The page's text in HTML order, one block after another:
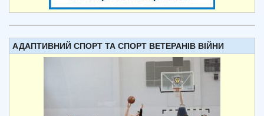
АДАПТИВНИЙ СПОРТ ТА СПОРТ ВЕТЕРАНІВ ВІЙНИ